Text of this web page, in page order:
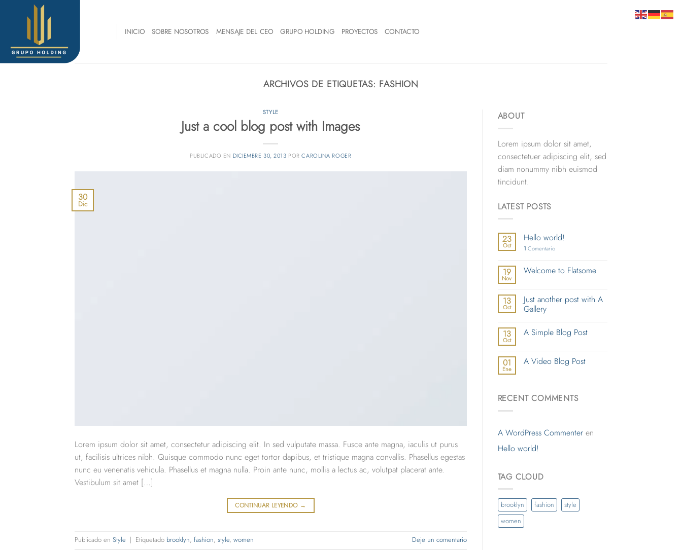
INICIO SOBRE NOSOTROS MENSAJE DEL CEO GRUPO HOLDING PROYECTOS CONTACTO
ARCHIVOS DE ETIQUETAS: FASHION
STYLE
Just a cool blog post with Images
PUBLICADO EN DICIEMBRE 30, 2013 PORCAROLINA ROGER
30
Dic
Lorem ipsum dolor sit amet, consectetur adipiscing elit. In sed vulputate massa. Fusce ante magna, iaculis ut purus
ut, facilisis ultrices nibh. Quisque commodo nunc eget tortor dapibus, et tristique magna convallis. Phasellus egestas
nunc eu venenatis vehicula. Phasellus et magna nulla. Proin ante nunc, mollis a lectus ac, volutpat placerat ante.
Vestibulum sit amet […]
CONTINUAR LEYENDO →
Publicado en Style | Etiquetado brooklyn, fashion, style, women Deje un comentario
ABOUT
Lorem ipsum dolor sit amet,
consectetuer adipiscing elit, sed
diam nonummy nibh euismod
tincidunt.
LATEST POSTS
23
Oct
Hello world!
1 Comentario
19
Nov
Welcome to Flatsome
13
Oct
Just another post with A
Gallery
13
Oct
A Simple Blog Post
01
Ene
A Video Blog Post
RECENT COMMENTS
A WordPress Commenteren
Hello world!
TAG CLOUD
brooklyn fashion
style
women